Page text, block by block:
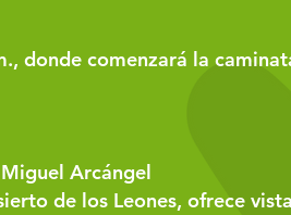
donde comenzará la
Arcángel
de los Leones, ofrece